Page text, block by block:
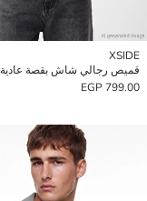
XSIDE
قميص رجالي شاش بقصة عادية
799.00 EGP